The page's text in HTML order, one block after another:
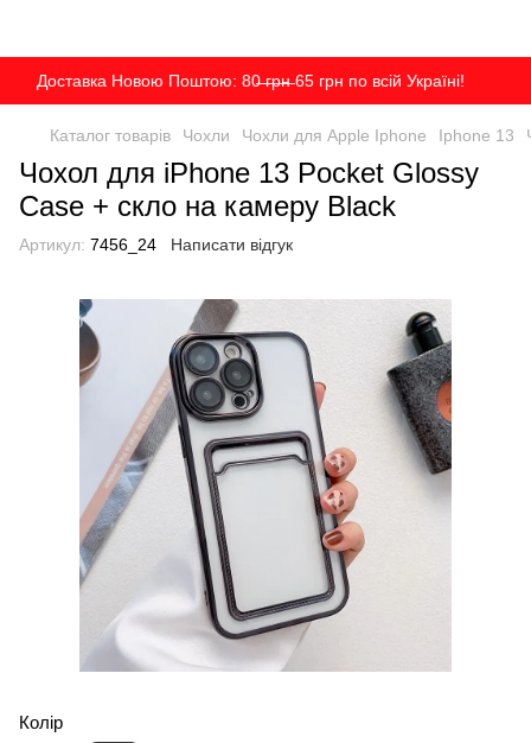
Доставка Новою Поштою: 80̶ ̶г̶р̶н̶ 65 грн по всій Україні!
Каталог товарів Чохли Чохли для Apple Iphone Iphone 13
Чохол для iPhone 13 Pocket Glossy
Case + скло на камеру Black
Артикул: 7456_24 Написати відгук
Колір